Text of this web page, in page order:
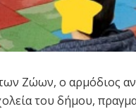
Ζώων, ο αρμόδιος
του δήμου,